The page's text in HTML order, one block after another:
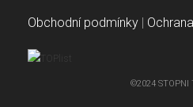
Obchodní podmínky |
©2024 STOPNI